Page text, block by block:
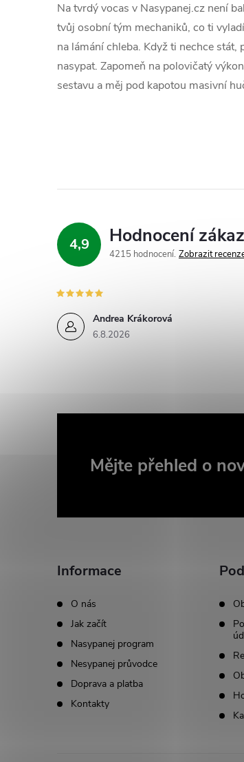
Na tvrdý vocas v Nasypanej.cz není
tvůj osobní tým mechaniků, co ti
na lámání chleba. Když ti nechce
nasypat. Zapomeň na polovičatý
sestavu a měj pod kapotou masivní
4,9 Hodnocení
4215 hodnocení Zobrazit
Andrea Krákorová
6.8.2026
Mějte přehled o
Informace
O nás
Jak začít
Nasypanej program
Nesypanej průvodce
Doprava a platba
Kontakty